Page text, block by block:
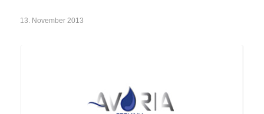
13. November 2013